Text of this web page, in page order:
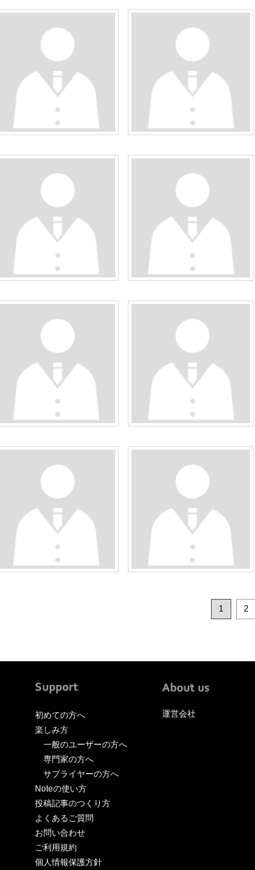
1 2
初めての方へ
楽しみ方
一般のユーザーの方へ
専門家の方へ
サプライヤーの方へ
Noteの使い方
投稿記事のつくり方
よくあるご質問
お問い合わせ
ご利用規約
個人情報保護方針
運営会社